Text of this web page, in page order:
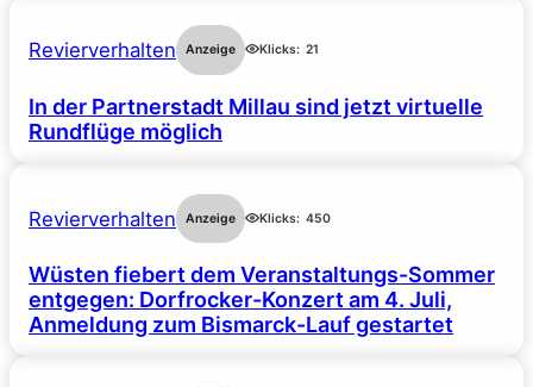
Revierverhalten Anzeige Klicks: 21
In der Partnerstadt Millau sind jetzt virtuelle
Rundflüge möglich
Revierverhalten Anzeige Klicks: 450
Wüsten fiebert dem Veranstaltungs-Sommer
entgegen: Dorfrocker-Konzert am 4. Juli,
Anmeldung zum Bismarck-Lauf gestartet